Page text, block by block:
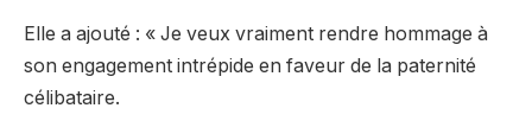
Elle a ajouté : « Je veux vraiment rendre hommage à
son engagement intrépide en faveur de la paternité
célibataire.